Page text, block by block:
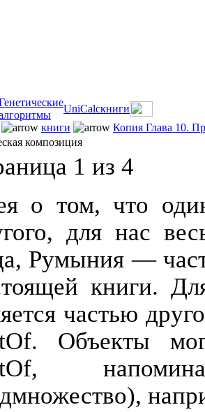
UniCalcкниги
книги
Копия Глава 10.
композиция
1 из 4
о том, что
для нас
Румыния —
книги.
частью
Объекты